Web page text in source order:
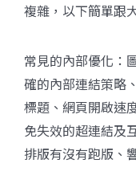
複雜，以下簡單跟
常見的內部優化：
確的內部連結策略
標題、網頁開啟速
免失效的超連結及
排版有沒有跑版、